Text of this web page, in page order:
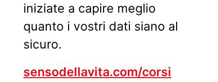
iniziate a capire meglio
quanto i vostri dati siano al
sicuro.
sensodellavita.com/corsi